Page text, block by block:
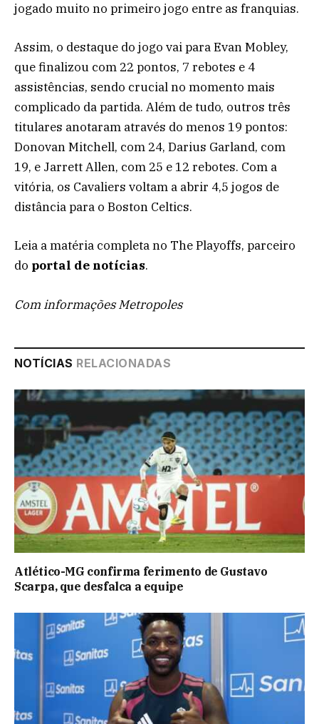
jogado muito no primeiro jogo entre as franquias.
Assim, o destaque do jogo vai para Evan Mobley,
que finalizou com 22 pontos, 7 rebotes e 4
assistências, sendo crucial no momento mais
complicado da partida. Além de tudo, outros três
titulares anotaram através do menos 19 pontos:
Donovan Mitchell, com 24, Darius Garland, com
19, e Jarrett Allen, com 25 e 12 rebotes. Com a
vitória, os Cavaliers voltam a abrir 4,5 jogos de
distância para o Boston Celtics.
Leia a matéria completa no The Playoffs, parceiro
do portal de notícias.
Com informações Metropoles
NOTÍCIAS RELACIONADAS
Atlético-MG confirma ferimento de Gustavo
Scarpa, que desfalca a equipe